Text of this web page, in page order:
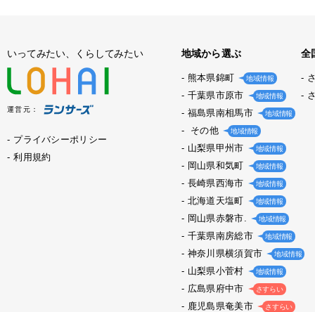
いってみたい、くらしてみたい
運営元：
プライバシーポリシー
利用規約
地域から選ぶ
熊本県錦町 地域情報
千葉県市原市 地域情報
福島県南相馬市 地域情報
その他 地域情報
山梨県甲州市 地域情報
岡山県和気町 地域情報
長崎県西海市 地域情報
北海道天塩町 地域情報
岡山県赤磐市. 地域情報
千葉県南房総市 地域情報
神奈川県横須賀市 地域情報
山梨県小菅村 地域情報
広島県府中市 さすらい
鹿児島県奄美市 さすらい
全